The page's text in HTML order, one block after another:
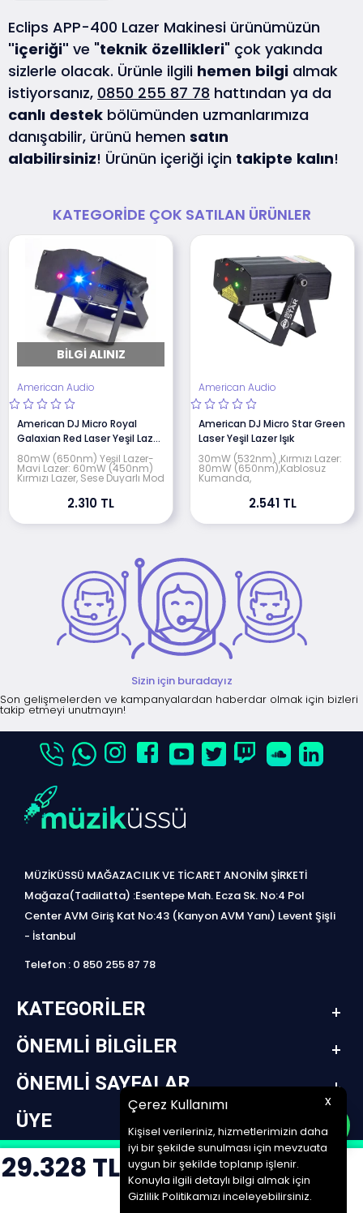
Çerez Kullanımı x
Kişisel verileriniz, hizmetlerimizin daha
iyi bir şekilde sunulması için mevzuata
uygun bir şekilde toplanıp işlenir.
Konuyla ilgili detaylı bilgi almak için
Gizlilik Politikamızı inceleyebilirsiniz.
29.328 TL
SEPETE EKLE
Eclips APP-400 Lazer Makinesi ürünümüzün
"içeriği" ve "teknik özellikleri" çok yakında
sizlerle olacak. Ürünle ilgili hemen bilgi almak
istiyorsanız, 0850 255 87 78 hattından ya da
canlı destek bölümünden uzmanlarımıza
danışabilir, ürünü hemen satın
alabilirsiniz! Ürünün içeriği için takipte kalın!
KATEGORIDE ÇOK SATILAN ÜRÜNLER
BILGI ALINIZ
American Audio
American DJ Micro Royal
Galaxian Red Laser Yeşil Lazer
Işık
80mW (650nm) Yeşil Lazer-
Mavi Lazer: 60mW (450nm)
Kırmızı Lazer, Sese Duyarlı Mod
2.310 TL
American Audio
American DJ Micro Star Green
Laser Yeşil Lazer Işık
30mW (532nm) ,Kırmızı Lazer:
80mW (650nm),Kablosuz
Kumanda,
2.541 TL
Sizin için buradayız
Son gelişmelerden ve kampanyalardan haberdar olmak için bizleri
takip etmeyi unutmayın!
MÜZİKÜSSÜ MAĞAZACILIK VE TİCARET ANONİM ŞİRKETİ
Mağaza(Tadilatta) :Esentepe Mah. Ecza Sk. No:4 Pol
Center AVM Giriş Kat No:43 (Kanyon AVM Yanı) Levent Şişli
- İstanbul
Telefon : 0 850 255 87 78
KATEGORILER
ÖNEMLI BILGILER
ÖNEMLI SAYFALAR
ÜYE
design by jetpack | www.müziküssü.com | copyright ©2022 Tüm hakları saklıdır.
E-TicaretSistemleriyle Hazırlanmıştır.